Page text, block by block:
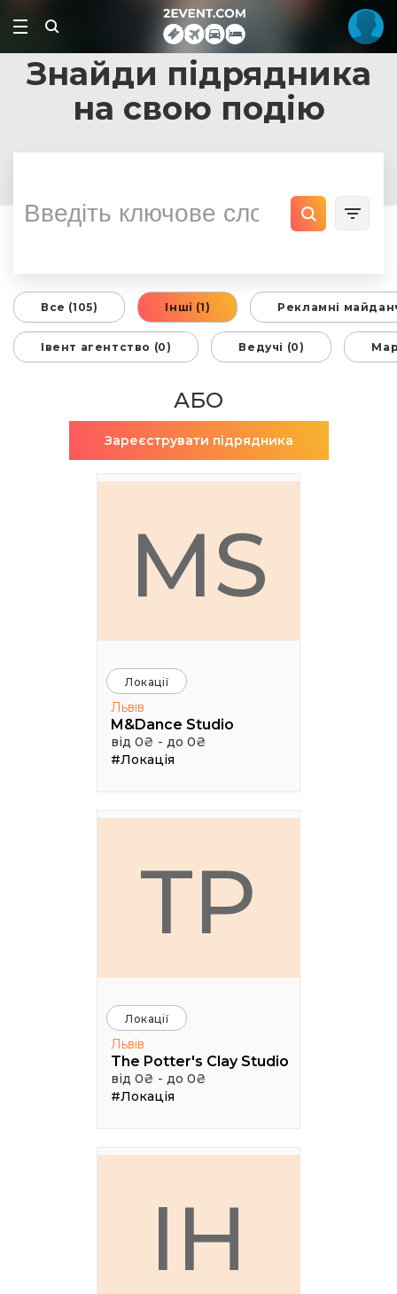
Знайди підрядника
на свою подію
Все (105) Інші (1) Рекламні
Івент агентство (0) Ведучі (0)
АБО
Зареєструвати підрядника
MS
Локації
Львів
M&Dance Studio
від 0₴ - до 0₴
#Локація
TP
Локації
Львів
The Potter's Clay Studio
від 0₴ - до 0₴
#Локація
IH